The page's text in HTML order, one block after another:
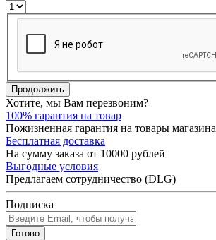
Продолжить
Хотите, мы Вам перезвоним?
100% гарантия на товар
Пожизненная гарантия на товары магазина
Бесплатная доставка
На сумму заказа от 10000 рублей
Выгодные условия
Предлагаем сотрудничество (DLG)
Подписка
Готово